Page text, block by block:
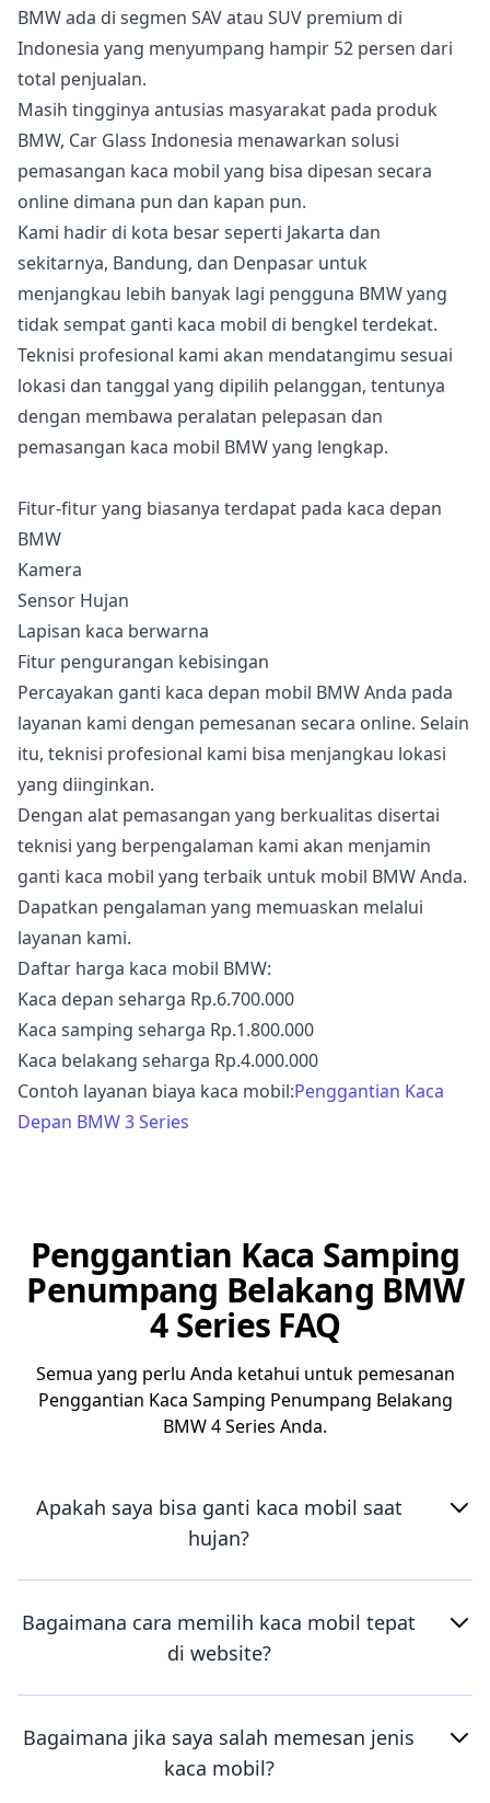
BMW ada di segmen SAV atau SUV premium di
Indonesia yang menyumpang hampir 52 persen dari
total penjualan.
Masih tingginya antusias masyarakat pada produk
BMW, Car Glass Indonesia menawarkan solusi
pemasangan kaca mobil yang bisa dipesan secara
online dimana pun dan kapan pun.
Kami hadir di kota besar seperti Jakarta dan
sekitarnya, Bandung, dan Denpasar untuk
menjangkau lebih banyak lagi pengguna BMW yang
tidak sempat ganti kaca mobil di bengkel terdekat.
Teknisi profesional kami akan mendatangimu sesuai
lokasi dan tanggal yang dipilih pelanggan, tentunya
dengan membawa peralatan pelepasan dan
pemasangan kaca mobil BMW yang lengkap.
Fitur-fitur yang biasanya terdapat pada kaca depan
BMW
Kamera
Sensor Hujan
Lapisan kaca berwarna
Fitur pengurangan kebisingan
Percayakan ganti kaca depan mobil BMW Anda pada
layanan kami dengan pemesanan secara online. Selain
itu, teknisi profesional kami bisa menjangkau lokasi
yang diinginkan.
Dengan alat pemasangan yang berkualitas disertai
teknisi yang berpengalaman kami akan menjamin
ganti kaca mobil yang terbaik untuk mobil BMW Anda.
Dapatkan pengalaman yang memuaskan melalui
layanan kami.
Daftar harga kaca mobil BMW:
Kaca depan seharga Rp.6.700.000
Kaca samping seharga Rp.1.800.000
Kaca belakang seharga Rp.4.000.000
Contoh layanan biaya kaca mobil:Penggantian Kaca
Depan BMW 3 Series
Penggantian Kaca Samping
Penumpang Belakang BMW
4 Series FAQ
Semua yang perlu Anda ketahui untuk pemesanan
Penggantian Kaca Samping Penumpang Belakang
BMW 4 Series Anda.
Apakah saya bisa ganti kaca mobil saat
hujan?
Bagaimana cara memilih kaca mobil tepat
di website?
Bagaimana jika saya salah memesan jenis
kaca mobil?